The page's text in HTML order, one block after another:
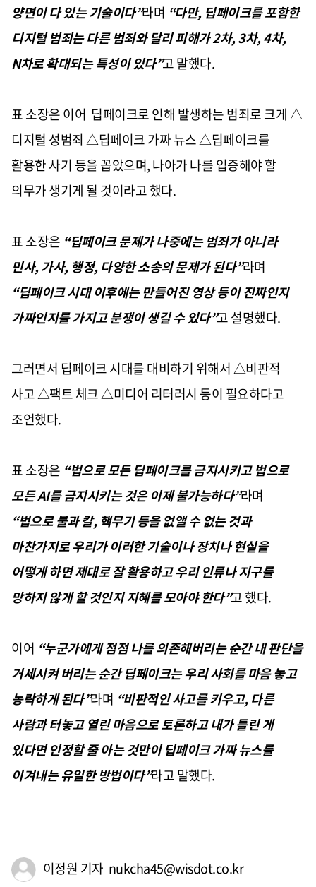
양면이 다 있는 기술이다”라며 “다만, 딥페이크를 포함한
디지털 범죄는 다른 범죄와 달리 피해가2차, 3차, 4차,
N차로 확대되는 특성이 있다”고 말했다.
표 소장은 이어 딥페이크로 인해 발생하는 범죄로 크게△
디지털 성범죄△딥페이크 가짜 뉴스△딥페이크를
활용한 사기 등을 꼽았으며,나아가 나를 입증해야 할
의무가 생기게 될 것이라고 했다.
표 소장은 “딥페이크 문제가 나중에는 범죄가 아니라
민사,가사, 행정,다양한 소송의 문제가 된다”라며
“딥페이크 시대 이후에는 만들어진 영상 등이 진짜인지
가짜인지를 가지고 분쟁이 생길 수 있다”고 설명했다.
그러면서 딥페이크 시대를 대비하기 위해서△비판적
사고△팩트 체크△미디어 리터러시 등이 필요하다고
조언했다.
표 소장은 “법으로 모든 딥페이크를 금지시키고 법으로
모든AI를 금지시키는 것은 이제 불가능하다”라며
“법으로 불과 칼, 핵무기 등을 없앨 수 없는 것과
마찬가지로 우리가 이러한 기술이나 장치나 현실을
어떻게 하면 제대로 잘 활용하고 우리 인류나 지구를
망하지 않게 할 것인지 지혜를 모아야 한다”고 했다.
이어 “누군가에게 점점 나를 의존해버리는 순간 내 판단을
거세시켜 버리는 순간 딥페이크는 우리 사회를 마음 놓고
농락하게 된다”라며 “비판적인 사고를 키우고,다른
사람과 터놓고 열린 마음으로 토론하고 내가 틀린 게
있다면 인정할 줄 아는 것만이 딥페이크 가짜 뉴스를
이겨내는 유일한 방법이다”라고 말했다.
이정원 기자 nukcha45@wisdot.co.kr